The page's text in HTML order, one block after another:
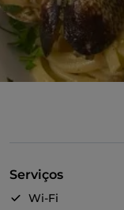
Serviços
Wi-Fi